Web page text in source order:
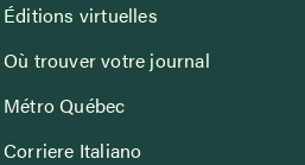
Éditions virtuelles
Où trouver votre journal
Métro Québec
Corriere Italiano